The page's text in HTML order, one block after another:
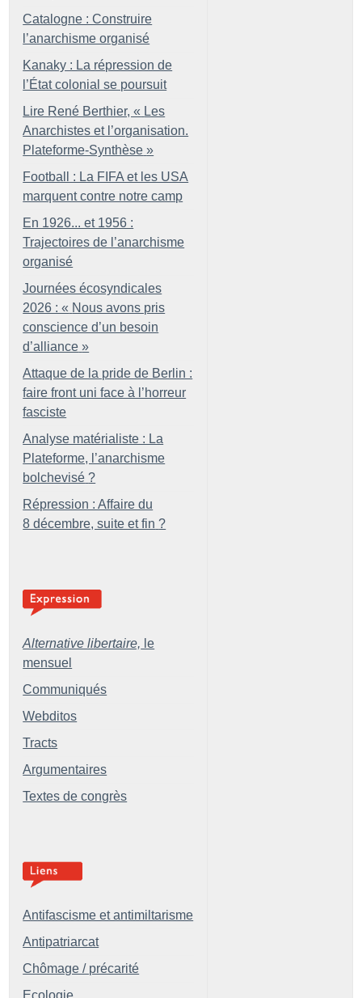
Catalogne : Construire
l’anarchisme organisé
Kanaky : La répression de
l’État colonial se poursuit
Lire René Berthier, « Les
Anarchistes et l’organisation.
Plateforme-Synthèse »
Football : La FIFA et les USA
marquent contre notre camp
En 1926... et 1956 :
Trajectoires de l’anarchisme
organisé
Journées écosyndicales
2026 : « Nous avons pris
conscience d’un besoin
d’alliance »
Attaque de la pride de Berlin :
faire front uni face à l’horreur
fasciste
Analyse matérialiste : La
Plateforme, l’anarchisme
bolchevisé ?
Répression : Affaire du
8 décembre, suite et fin ?
Alternative libertaire, le
mensuel
Communiqués
Webditos
Tracts
Argumentaires
Textes de congrès
Antifascisme et antimiltarisme
Antipatriarcat
Chômage / précarité